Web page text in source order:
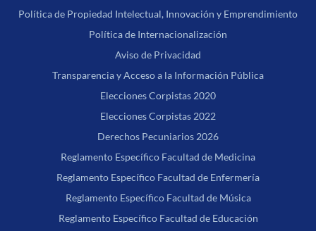
Política de Propiedad Intelectual, Innovación y Emprendimiento
Política de Internacionalización
Aviso de Privacidad
Transparencia y Acceso a la Información Pública
Elecciones Corpistas 2020
Elecciones Corpistas 2022
Derechos Pecuniarios 2026
Reglamento Específico Facultad de Medicina
Reglamento Específico Facultad de Enfermería
Reglamento Específico Facultad de Música
Reglamento Específico Facultad de Educación